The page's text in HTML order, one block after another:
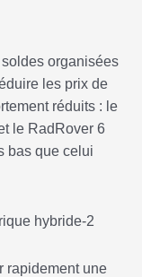
organisées
les prix de
réduits : le
le RadRover 6
bas que celui
rapidement une